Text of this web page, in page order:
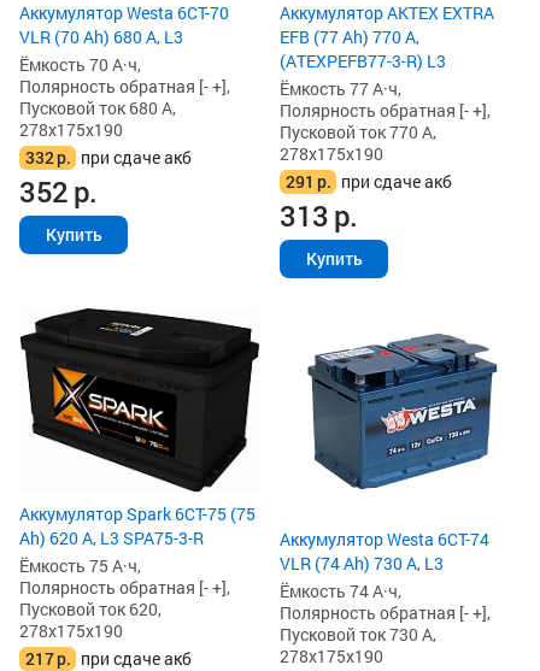
Аккумулятор Westa 6СТ-70
VLR (70 Ah) 680 А, L3
Ёмкость 70 А·ч,
Полярность обратная [- +],
Пусковой ток 680 А,
278x175x190
332р. при сдаче акб
352р.
Купить
Аккумулятор AKTEX EXTRA
EFB (77 Ah) 770 А,
(ATEXPEFB77-3-R) L3
Ёмкость 77 А·ч,
Полярность обратная [- +],
Пусковой ток 770 А,
278x175x190
291 р. при сдаче акб
313р.
Купить
Аккумулятор Spark 6СТ-75 (75
Ah) 620 А, L3 SPA75-3-R
Ёмкость 75 А·ч,
Полярность обратная [- +],
Пусковой ток 620,
278x175x190
217р. при сдаче акб
Аккумулятор Westa 6СТ-74
VLR (74 Ah) 730 А, L3
Ёмкость 74 А·ч,
Полярность обратная [- +],
Пусковой ток 730 А,
278x175x190